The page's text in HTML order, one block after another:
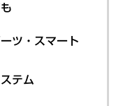
ツ・スマート
テム